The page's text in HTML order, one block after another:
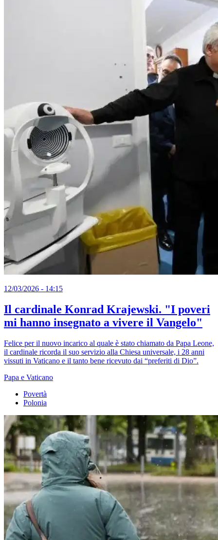
12/03/2026 - 14:15
Il cardinale Konrad Krajewski. "I poveri
mi hanno insegnato a vivere il Vangelo"
Felice per il nuovo incarico al quale è stato chiamato da Papa Leone,
il cardinale ricorda il suo servizio alla Chiesa universale, i 28 anni
vissuti in Vaticano e il tanto bene ricevuto dai “preferiti di Dio”.
Papa e Vaticano
Povertà
Polonia